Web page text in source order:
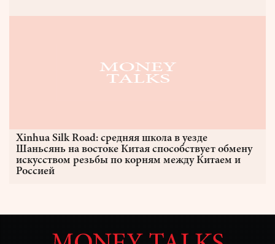
Xinhua Silk Road: средняя школа в уезде
Шаньсянь на востоке Китая способствует обмену
искусством резьбы по корням между Китаем и
Россией